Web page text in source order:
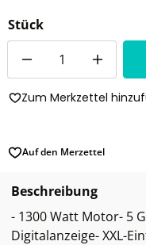
Stück
Zum Merkzettel
Auf den Merzettel
Beschreibung
- 1300 Watt Motor- 5
Digitalanzeige- XXL-